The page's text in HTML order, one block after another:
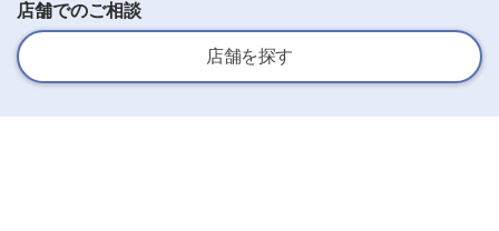
店舗でのご相談
店舗を探す